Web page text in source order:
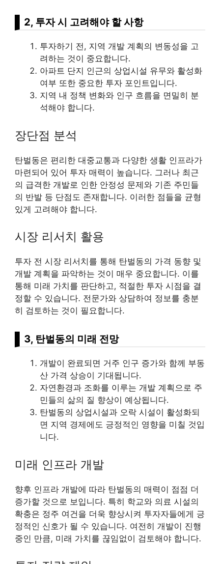
2, 투자 시 고려해야 할 사항
투자하기 전, 지역 개발 계획의 변동성을 고
려하는 것이 중요합니다.
아파트 단지 인근의 상업시설 유무와 활성화
여부 또한 중요한 투자 포인트입니다.
지역 내 정책 변화와 인구 흐름을 면밀히 분
석해야 합니다.
장단점 분석
탄벌동은 편리한 대중교통과 다양한 생활 인프라가
마련되어 있어 투자 매력이 높습니다. 그러나 최근
의 급격한 개발로 인한 안정성 문제와 기존 주민들
의 반발 등 단점도 존재합니다. 이러한 점들을 균형
있게 고려해야 합니다.
시장 리서치 활용
투자 전 시장 리서치를 통해 탄벌동의 가격 동향 및
개발 계획을 파악하는 것이 매우 중요합니다. 이를
통해 미래 가치를 판단하고, 적절한 투자 시점을 결
정할 수 있습니다. 전문가와 상담하여 정보를 충분
히 검토하는 것이 필요합니다.
3, 탄벌동의 미래 전망
개발이 완료되면 거주 인구 증가와 함께 부동
산 가격 상승이 기대됩니다.
자연환경과 조화를 이루는 개발 계획으로 주
민들의 삶의 질 향상이 예상됩니다.
탄벌동의 상업시설과 오락 시설이 활성화되
면 지역 경제에도 긍정적인 영향을 미칠 것입
니다.
미래 인프라 개발
향후 인프라 개발에 따라 탄벌동의 매력이 점점 더
증가할 것으로 보입니다. 특히 학교와 의료 시설의
확충은 정주 여건을 더욱 향상시켜 투자자들에게 긍
정적인 신호가 될 수 있습니다. 여전히 개발이 진행
중인 만큼, 미래 가치를 끊임없이 검토해야 합니다.